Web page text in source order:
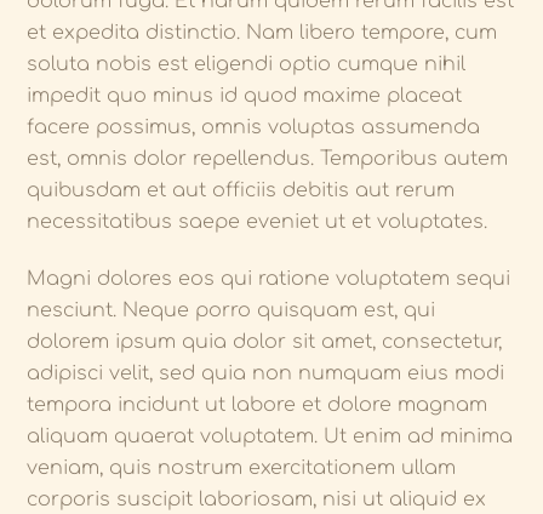
et expedita distinctio. Nam libero tempore, cum
soluta nobis est eligendi optio cumque nihil
impedit quo minus id quod maxime placeat
facere possimus, omnis voluptas assumenda
est, omnis dolor repellendus. Temporibus autem
quibusdam et aut officiis debitis aut rerum
necessitatibus saepe eveniet ut et voluptates.
Magni dolores eos qui ratione voluptatem sequi
nesciunt. Neque porro quisquam est, qui
dolorem ipsum quia dolor sit amet, consectetur,
adipisci velit, sed quia non numquam eius modi
tempora incidunt ut labore et dolore magnam
aliquam quaerat voluptatem. Ut enim ad minima
veniam, quis nostrum exercitationem ullam
corporis suscipit laboriosam, nisi ut aliquid ex